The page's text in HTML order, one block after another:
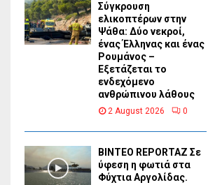
Σύγκρουση
ελικοπτέρων στην
Ψάθα: Δύο νεκροί,
ένας Έλληνας και ένας
Ρουμάνος –
Εξετάζεται το
ενδεχόμενο
ανθρώπινου λάθους
2 August 2026 0
BINTEO REPORTAZ Σε
ύφεση η φωτιά στα
Φύχτια Αργολίδας.